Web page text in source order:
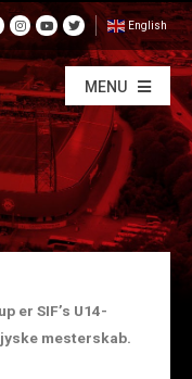
English
MENU
er SIF’s U14-
mesterskab.